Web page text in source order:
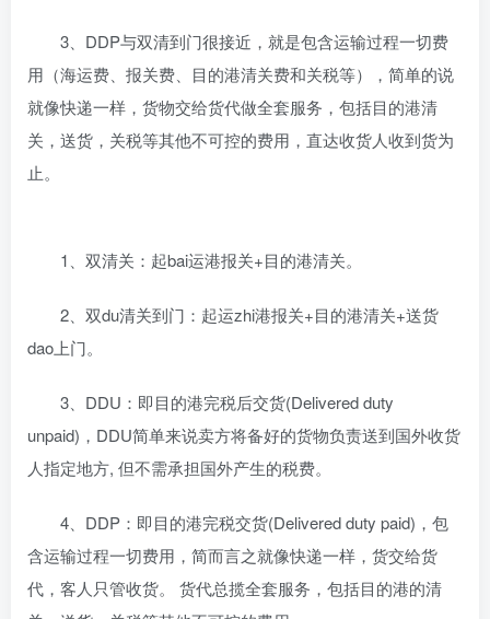
3、DDP与双清到门很接近，就是包含运输过程一切费
用（海运费、报关费、目的港清关费和关税等），简单的说
就像快递一样，货物交给货代做全套服务，包括目的港清
关，送货，关税等其他不可控的费用，直达收货人收到货为
止。
1、双清关：起bai运港报关+目的港清关。
2、双du清关到门：起运zhi港报关+目的港清关+送货
dao上门。
3、DDU：即目的港完税后交货(Delivered duty
unpaid)，DDU简单来说卖方将备好的货物负责送到国外收货
人指定地方, 但不需承担国外产生的税费。
4、DDP：即目的港完税交货(Delivered duty paid)，包
含运输过程一切费用，简而言之就像快递一样，货交给货
代，客人只管收货。 货代总揽全套服务，包括目的港的清